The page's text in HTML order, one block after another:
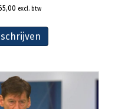
excl. btw